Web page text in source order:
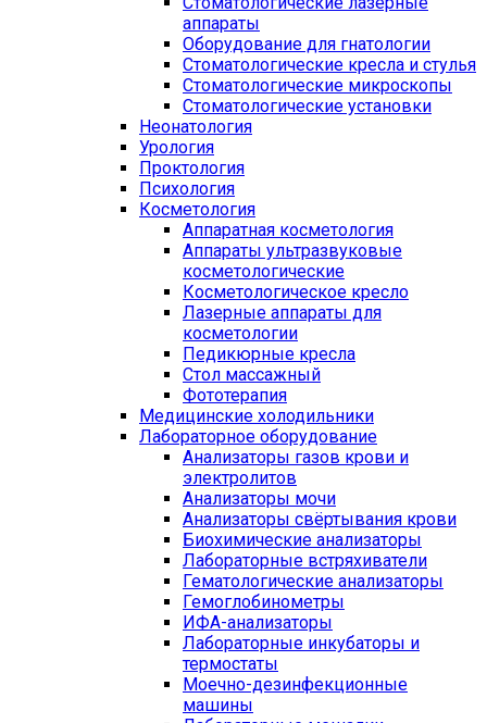
аппараты
Оборудование для гнатологии
Стоматологические кресла и стулья
Стоматологические микроскопы
Стоматологические установки
Неонатология
Урология
Проктология
Психология
Косметология
Аппаратная косметология
Аппараты ультразвуковые
косметологические
Косметологическое кресло
Лазерные аппараты для
косметологии
Педикюрные кресла
Стол массажный
Фототерапия
Медицинские холодильники
Лабораторное оборудование
Анализаторы газов крови и
электролитов
Анализаторы мочи
Анализаторы свёртывания крови
Биохимические анализаторы
Лабораторные встряхиватели
Гематологические анализаторы
Гемоглобинометры
ИФА-анализаторы
Лабораторные инкубаторы и
термостаты
Моечно-дезинфекционные
машины